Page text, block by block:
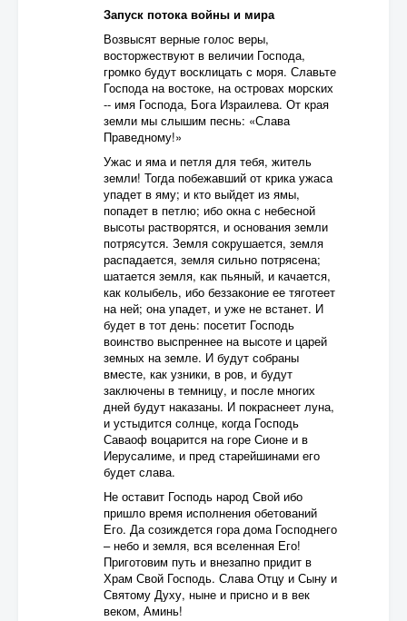
Запуск потока войны и мира
Возвысят верные голос веры,
восторжествуют в величии Господа,
громко будут восклицать с моря. Славьте
Господа на востоке, на островах морских
-- имя Господа, Бога Израилева. От края
земли мы слышим песнь: «Слава
Праведному!»
Ужас и яма и петля для тебя, житель
земли! Тогда побежавший от крика ужаса
упадет в яму; и кто выйдет из ямы,
попадет в петлю; ибо окна с небесной
высоты растворятся, и основания земли
потрясутся. Земля сокрушается, земля
распадается, земля сильно потрясена;
шатается земля, как пьяный, и качается,
как колыбель, ибо беззаконие ее тяготеет
на ней; она упадет, и уже не встанет. И
будет в тот день: посетит Господь
воинство выспреннее на высоте и царей
земных на земле. И будут собраны
вместе, как узники, в ров, и будут
заключены в темницу, и после многих
дней будут наказаны. И покраснеет луна,
и устыдится солнце, когда Господь
Саваоф воцарится на горе Сионе и в
Иерусалиме, и пред старейшинами его
будет слава.
Не оставит Господь народ Свой ибо
пришло время исполнения обетований
Его. Да созиждется гора дома Господнего
– небо и земля, вся вселенная Его!
Приготовим путь и внезапно придит в
Храм Свой Господь. Слава Отцу и Сыну и
Святому Духу, ныне и присно и в век
веком, Аминь!